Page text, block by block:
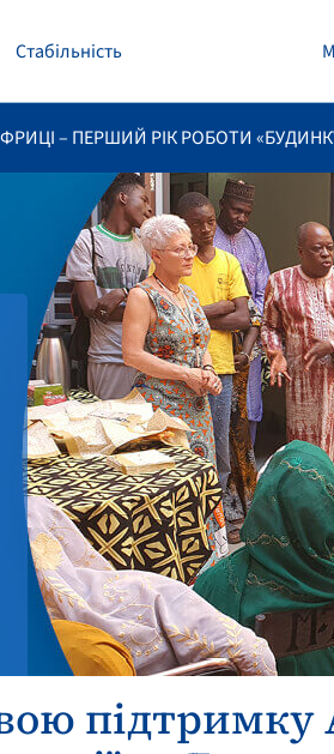
Стабільність
– ПЕРШИЙ РІК РОБОТИ
підтримку